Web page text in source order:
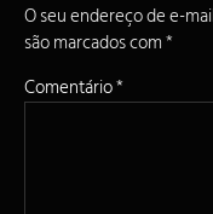
O seu endereço de e-
são marcados com*
Comentário*